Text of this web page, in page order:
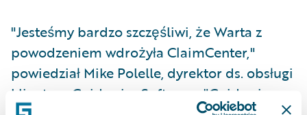
"Jesteśmy bardzo szczęśliwi, że Warta z
powodzeniem wdrożyła ClaimCenter,"
powiedział Mike Polelle, dyrektor ds. obsługi
klienta w Guidewire Software. "Guidewire,